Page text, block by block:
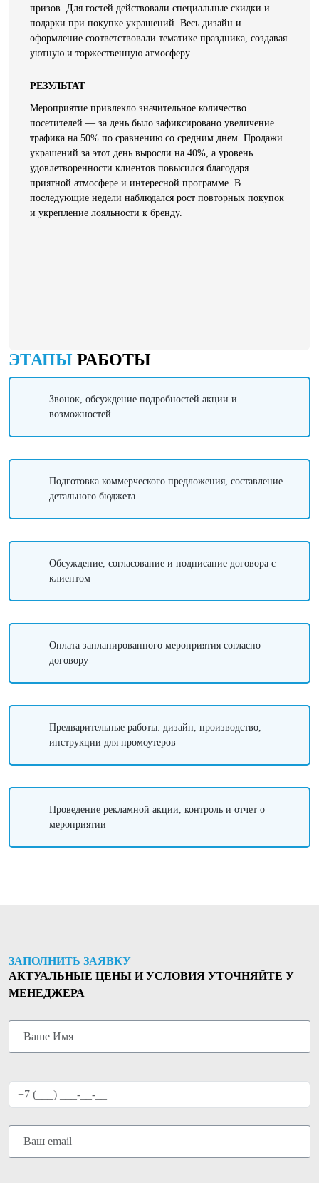
призов. Для гостей действовали специальные скидки и
подарки при покупке украшений. Весь дизайн и
оформление соответствовали тематике праздника, создавая
уютную и торжественную атмосферу.
РЕЗУЛЬТАТ
Мероприятие привлекло значительное количество
посетителей — за день было зафиксировано увеличение
трафика на 50% по сравнению со средним днем. Продажи
украшений за этот день выросли на 40%, а уровень
удовлетворенности клиентов повысился благодаря
приятной атмосфере и интересной программе. В
последующие недели наблюдался рост повторных покупок
и укрепление лояльности к бренду.
ЭТАПЫ РАБОТЫ
Звонок, обсуждение подробностей акции и
возможностей
Подготовка коммерческого предложения, составление
детального бюджета
Обсуждение, согласование и подписание договора с
клиентом
Оплата запланированного мероприятия согласно
договору
Предварительные работы: дизайн, производство,
инструкции для промоутеров
Проведение рекламной акции, контроль и отчет о
мероприятии
ЗАПОЛНИТЬ ЗАЯВКУ
АКТУАЛЬНЫЕ ЦЕНЫ И УСЛОВИЯ УТОЧНЯЙТЕ У
МЕНЕДЖЕРА